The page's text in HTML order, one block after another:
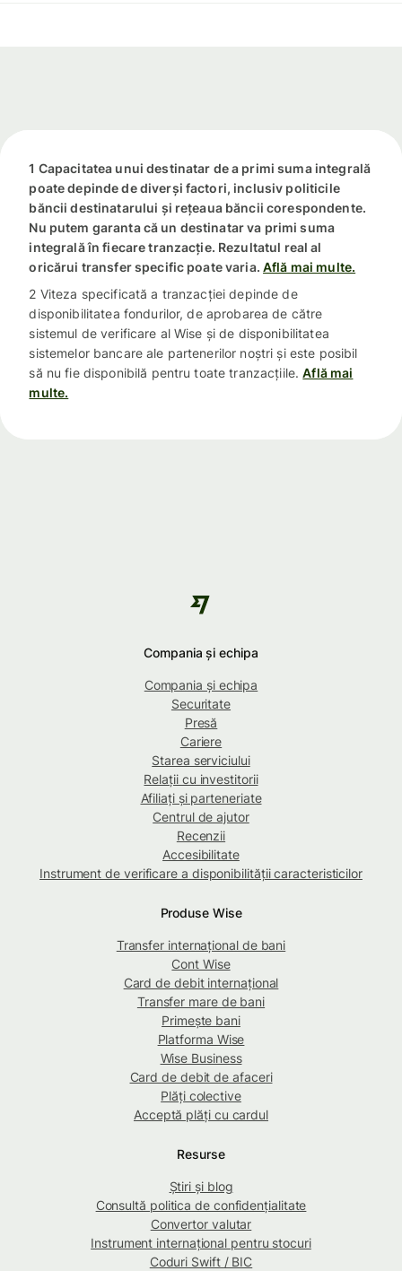
1 Capacitatea unui destinatar de a primi suma integrală
poate depinde de diverși factori, inclusiv politicile
băncii destinatarului și rețeaua băncii corespondente.
Nu putem garanta că un destinatar va primi suma
integrală în fiecare tranzacție. Rezultatul real al
oricărui transfer specific poate varia. Află mai multe.
2 Viteza specificată a tranzacției depinde de
disponibilitatea fondurilor, de aprobarea de către
sistemul de verificare al Wise și de disponibilitatea
sistemelor bancare ale partenerilor noștri și este posibil
să nu fie disponibilă pentru toate tranzacțiile. Află mai
multe.
Compania și echipa
Compania și echipa
Securitate
Presă
Cariere
Starea serviciului
Relații cu investitorii
Afiliați și parteneriate
Centrul de ajutor
Recenzii
Accesibilitate
Instrument de verificare a disponibilității caracteristicilor
Produse Wise
Transfer internațional de bani
Cont Wise
Card de debit internațional
Transfer mare de bani
Primește bani
Platforma Wise
Wise Business
Card de debit de afaceri
Plăți colective
Acceptă plăți cu cardul
Resurse
Știri și blog
Consultă politica de confidențialitate
Convertor valutar
Instrument internațional pentru stocuri
Coduri Swift / BIC